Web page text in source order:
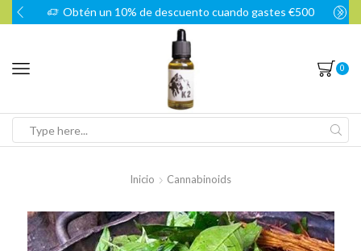
Obtén un 10% de descuento cuando gastes €500
0
Inicio Cannabinoids